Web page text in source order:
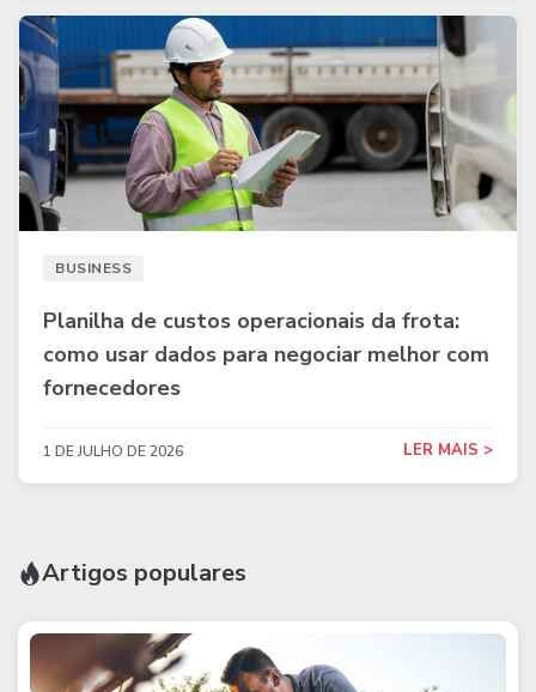
BUSINESS
Planilha de custos operacionais da frota:
como usar dados para negociar melhor com
fornecedores
1 DE JULHO DE 2026 LER MAIS >
Artigos populares